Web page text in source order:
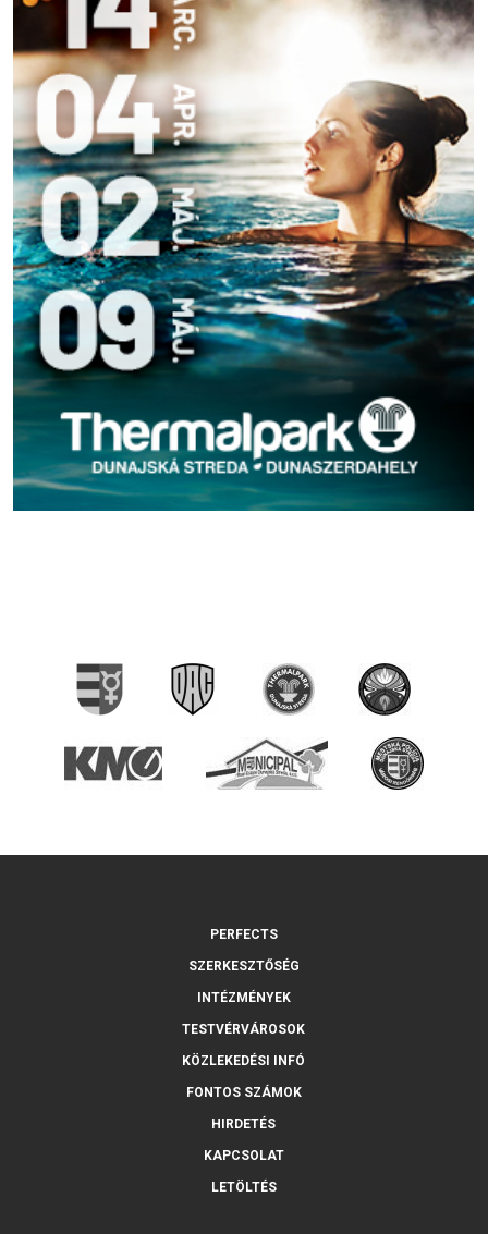
PERFECTS
SZERKESZTŐSÉG
INTÉZMÉNYEK
TESTVÉRVÁROSOK
KÖZLEKEDÉSI INFÓ
FONTOS SZÁMOK
HIRDETÉS
KAPCSOLAT
LETÖLTÉS